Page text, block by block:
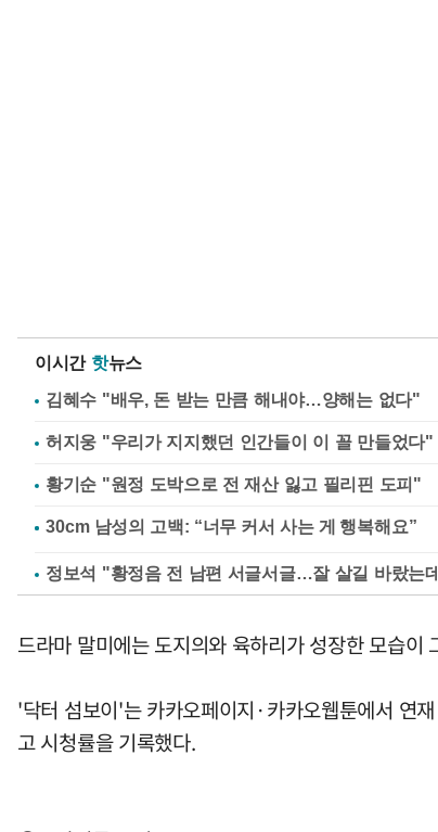
이시간 핫뉴스
김혜수 "배우, 돈 받는 만큼 해내야…양해는 없다"
허지웅 "우리가 지지했던 인간들이 이 꼴 만들었다"
황기순 "원정 도박으로 전 재산 잃고 필리핀 도피"
정보석 "황정음 전 남편 서글서글…잘 살길 바랐는
드라마 말미에는 도지의와 육하리가 성장한 모습
'닥터 섬보이'는 카카오페이지·카카오웹툰에서 연
고 시청률을 기록했다.